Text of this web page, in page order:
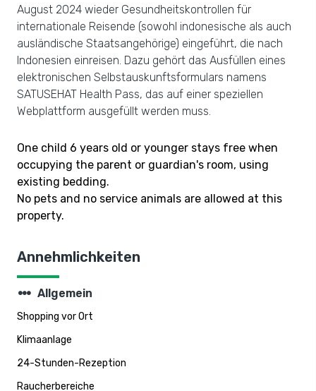
August 2024 wieder Gesundheitskontrollen für
internationale Reisende (sowohl indonesische als auch
ausländische Staatsangehörige) eingeführt, die nach
Indonesien einreisen. Dazu gehört das Ausfüllen eines
elektronischen Selbstauskunftsformulars namens
SATUSEHAT Health Pass, das auf einer speziellen
Webplattform ausgefüllt werden muss.
One child 6 years old or younger stays free when
occupying the parent or guardian's room, using
existing bedding.
No pets and no service animals are allowed at this
property.
Annehmlichkeiten
steppers Allgemein
Shopping vor Ort
Klimaanlage
24-Stunden-Rezeption
Raucherbereiche